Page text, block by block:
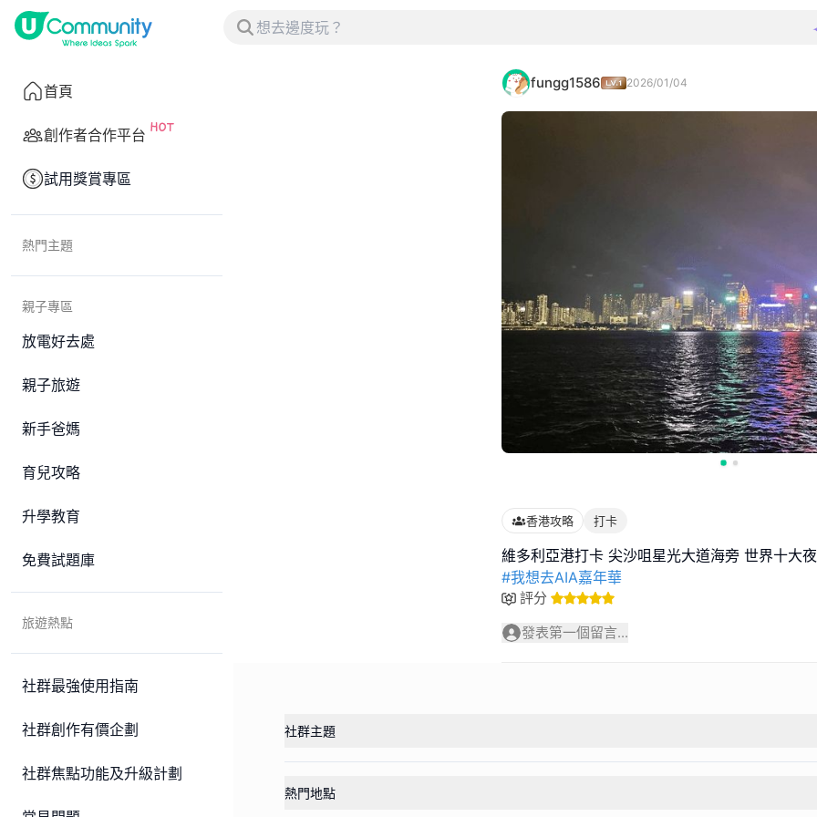
首頁
創作者合作平台
試用獎賞專區
熱門主題
親子專區
放電好去處
親子旅遊
新手爸媽
育兒攻略
升學教育
免費試題庫
旅遊熱點
社群最強使用指南
社群創作有價企劃
社群焦點功能及升級計劃
fungg1586 2026/01/04
香港攻略 打卡
#我想去AIA嘉年華
評分
發表第一個留言...
社群主題
熱門地點